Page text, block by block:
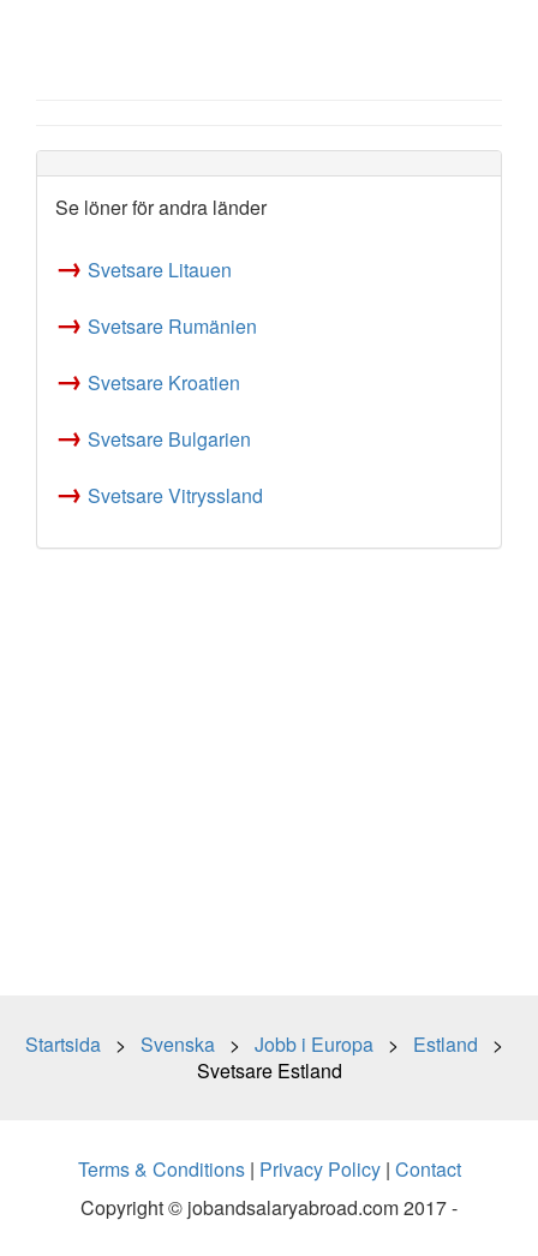
Se löner för andra länder
→ Svetsare Litauen
→ Svetsare Rumänien
→ Svetsare Kroatien
→ Svetsare Bulgarien
→ Svetsare Vitryssland
Startsida > Svenska > Jobb i Europa > Estland >
Svetsare Estland
Terms & Conditions| Privacy Policy| Contact
Copyright © jobandsalaryabroad.com 2017 -